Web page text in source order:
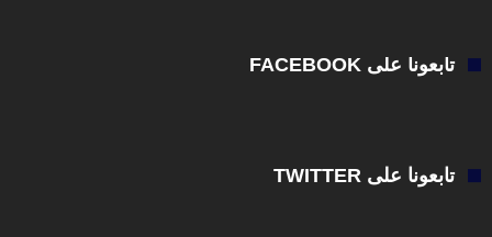
تابعونا على FACEBOOK
تابعونا على TWITTER